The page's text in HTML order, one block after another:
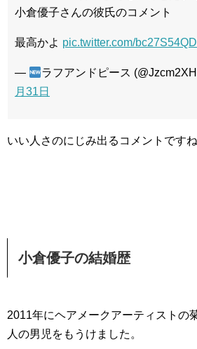
小倉優子さんの彼氏のコメント
最高かよ pic.twitter.com/
— ラフアンドピース
月31日
いい人さのにじみ出るコメントですね
小倉優子の結婚歴
2011年にヘアメークアーティストの
人の男児をもうけました。